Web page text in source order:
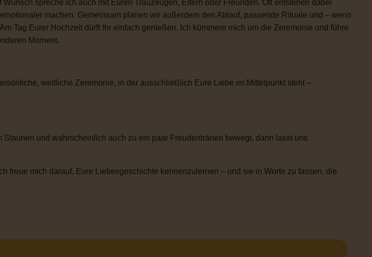
spreche ich auch mit Euren Trauzeugen, Eltern oder Freunden. Oft entstehen dabei
machen. Gemeinsam planen wir außerdem den Ablauf, passende Rituale und – wenn
Tag Eurer Hochzeit dürft Ihr einfach genießen. Ich kümmere mich um die Zeremonie und führe
Moment.
weltliche Zeremonie, in der ausschließlich Eure Liebe im Mittelpunkt steht –
und wahrscheinlich auch zu ein paar Freudentränen bewegt, dann lasst uns
freue mich darauf, Eure Liebesgeschichte kennenzulernen – und sie in Worte zu fassen, die